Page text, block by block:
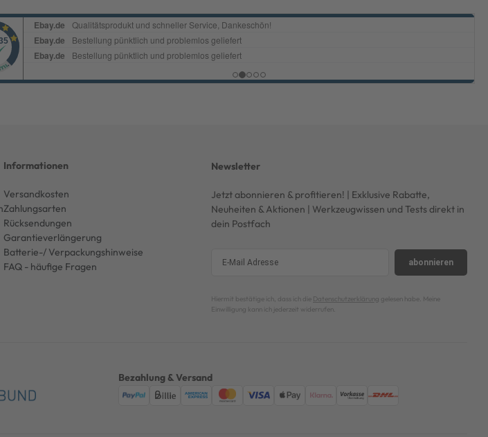
Informationen
Versandkosten
Zahlungsarten
Rücksendungen
Garantieverlängerung
Batterie-/ Verpackungshinweise
FAQ - häufige Fragen
Newsletter
Jetzt abonnieren & profitieren! | Exklusive Rabatte,
Neuheiten & Aktionen | Werkzeugwissen und Tests direkt in
dein Postfach
abonnieren
Hiermit bestätige ich, dass ich die Datenschutzerklärung gelesen habe. Meine
Einwilligung kann ich jederzeit widerrufen.
Bezahlung & Versand